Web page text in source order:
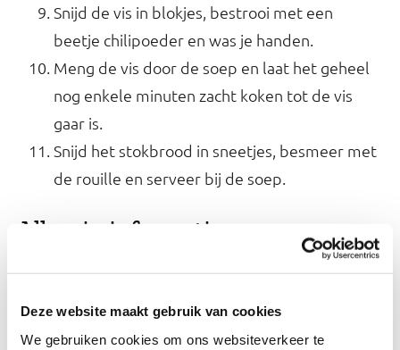
Deze website maakt gebruik van cookies
We gebruiken cookies om ons websiteverkeer te
Snijd de vis in blokjes, bestrooi met een
beetje chilipoeder en was je handen.
Meng de vis door de soep en laat het geheel
nog enkele minuten zacht koken tot de vis
gaar is.
Snijd het stokbrood in sneetjes, besmeer met
de rouille en serveer bij de soep.
Allergie-informatie
We kunnen niet garanderen dat de ingrediënten
altijd op het etiket of raadpleeg onze